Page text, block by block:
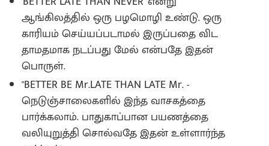
ஆங்கிலத்தில் ஒரு பழமொழி உண்டு. ஒரு
காரியம் செய்யப்படாமல் இருப்பதை விட
தாமதமாக நடப்பது மேல் என்பதே இதன்
பொருள்.
"BETTER BE Mr.LATE THAN LATE Mr. -
நெடுஞ்சாலைகளில் இந்த வாசகத்தை
பார்க்கலாம். பாதுகாப்பான பயணத்தை
வலியுறுத்தி சொல்வதே இதன் உள்ளார்ந்த